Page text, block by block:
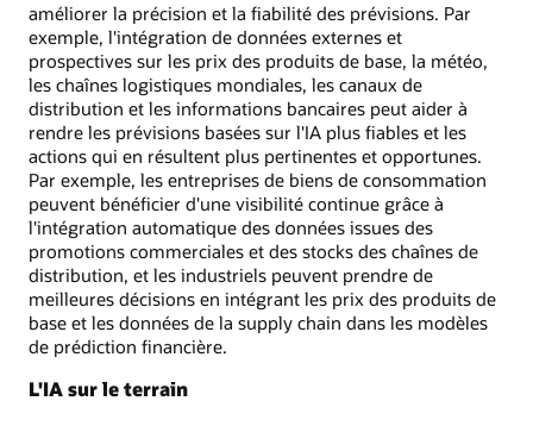
améliorer la précision et la fiabilité des prévisions. Par
exemple, l'intégration de données externes et
prospectives sur les prix des produits de base, la météo,
les chaînes logistiques mondiales, les canaux de
distribution et les informations bancaires peut aider à
rendre les prévisions basées sur l'IA plus fiables et les
actions qui en résultent plus pertinentes et opportunes.
Par exemple, les entreprises de biens de consommation
peuvent bénéficier d'une visibilité continue grâce à
l'intégration automatique des données issues des
promotions commerciales et des stocks des chaînes de
distribution, et les industriels peuvent prendre de
meilleures décisions en intégrant les prix des produits de
base et les données de la supply chain dans les modèles
de prédiction financière.
L'IA sur le terrain